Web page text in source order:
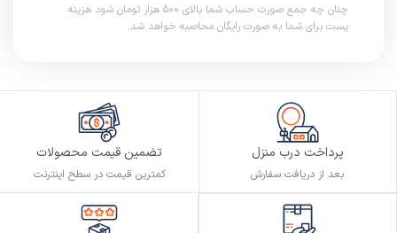
چنان چه جمع صورت حساب شما بالای ۵۰۰ هزار تومان شود هزینه
پست برای شما به صورت رایگان محاصبه خواهد شد.
پرداخت درب منزل
بعد از دریافت سفارش
تضمین قیمت محصولات
کمترین قیمت در سطح اینترنت